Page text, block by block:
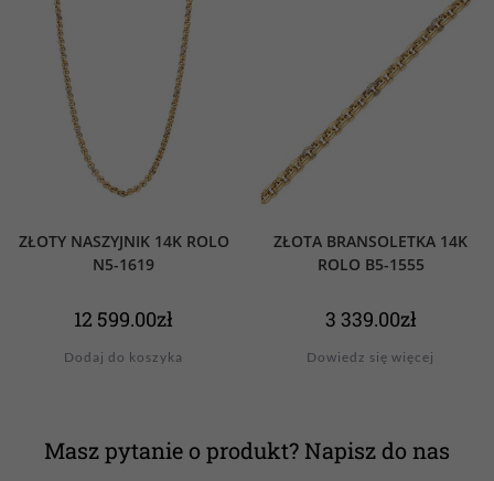
ZŁOTY NASZYJNIK 14K ROLO
N5-1619
12 599.00zł
Dodaj do koszyka
ZŁOTA BRANSOLETKA 14K
ROLO B5-1555
3 339.00zł
Dowiedz się więcej
Masz pytanie o produkt? Napisz do nas